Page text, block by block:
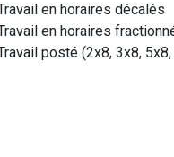
en horaires décalés
en horaires
posté (2x8, 3x8,